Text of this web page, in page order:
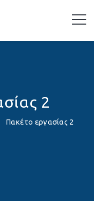
2
Πακέτο εργασίας 2